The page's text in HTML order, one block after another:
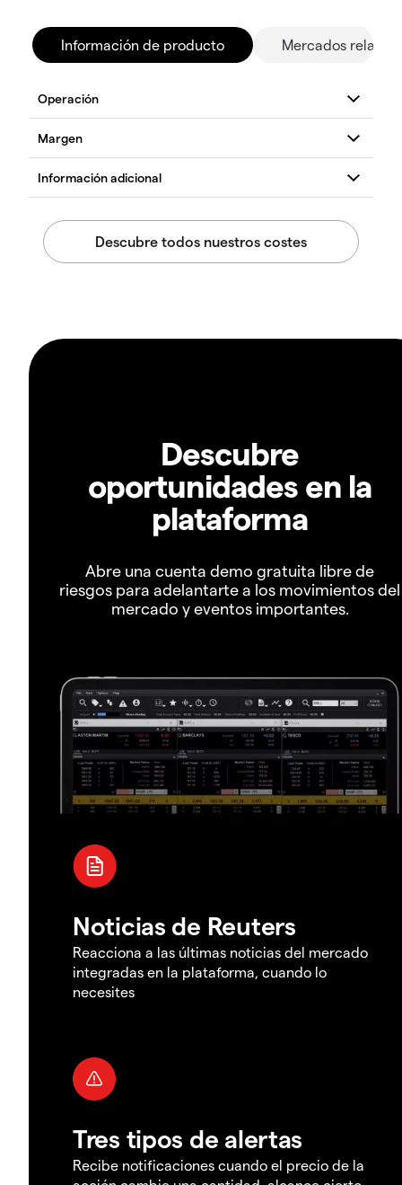
Información de producto Mercados
Descubre
oportunidades en la
plataforma
Abre una cuenta demo gratuita libre de
riesgos para adelantarte a los movimientos del
mercado y eventos importantes.
Noticias de Reuters
Reacciona a las últimas noticias del mercado
integradas en la plataforma, cuando lo
necesites
Tres tipos de alertas
Recibe notificaciones cuando el precio de la